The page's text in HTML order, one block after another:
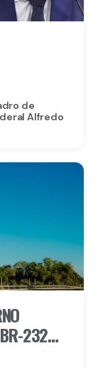
de
Alfredo
BR-232